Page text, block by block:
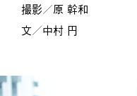
撮影／原 幹和
文／中村 円